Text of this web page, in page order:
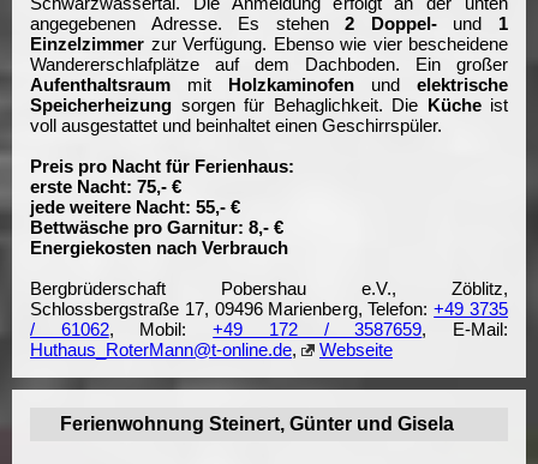
angegebenen Adresse. Es stehen2 Doppel-und 1
Einzelzimmer zur Verfügung. Ebenso wie vier bescheidene
Wandererschlafplätze auf dem Dachboden. Ein großer
Aufenthaltsraum mit Holzkaminofen und elektrische
Speicherheizung sorgen für Behaglichkeit. Die Kücheist
voll ausgestattet und beinhaltet einen Geschirrspüler.
Preis pro Nacht für Ferienhaus:
erste Nacht: 75,- €
jede weitere Nacht: 55,- €
Bettwäsche pro Garnitur: 8,- €
Energiekosten nach Verbrauch
Bergbrüderschaft Pobershau e.V., Zöblitz,
Schlossbergstraße 17, 09496 Marienberg, Telefon:+49 3735
/ 61062, Mobil:+49 172 / 3587659, E-Mail:
Huthaus_RoterMann@t-online.de, Webseite
Ferienwohnung Steinert, Günter und Gisela